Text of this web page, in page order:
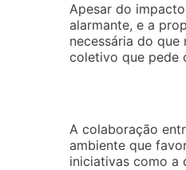
Apesar do
alarmante, e a
necessária do que
coletivo que pede
A colaboração
ambiente que
iniciativas como a